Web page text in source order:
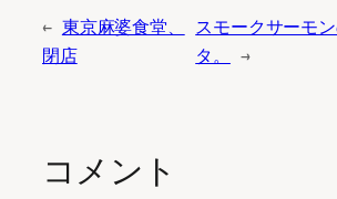
← 東京麻婆食堂、
閉店
スモークサーモ
タ。
→
コメント